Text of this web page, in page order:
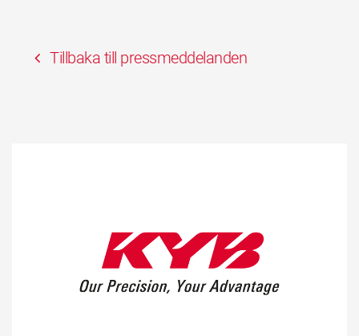
Tillbaka till pressmeddelanden